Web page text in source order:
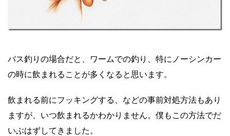
バス釣りの場合だと、ワームでの釣り、特にノーシンカー
の時に飲まれることが多くなると思います。
飲まれる前にフッキングする、などの事前対処方法もあり
ますが、いつ飲まれるかわかりません。僕もこの方法でだ
いぶはずしてきました。